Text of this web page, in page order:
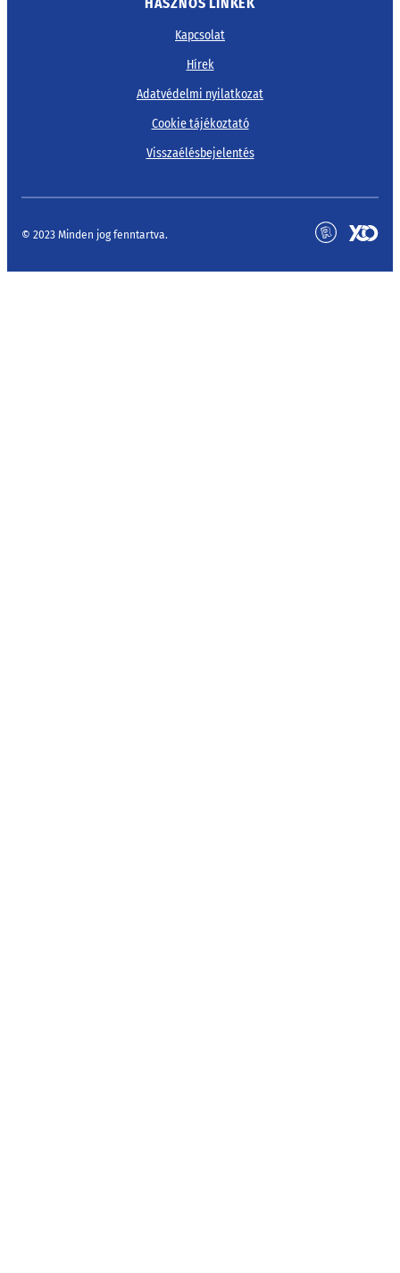
Kapcsolat
Hírek
Adatvédelmi nyilatkozat
Cookie tájékoztató
Visszaélésbejelentés
© 2023 Minden jog fenntartva.